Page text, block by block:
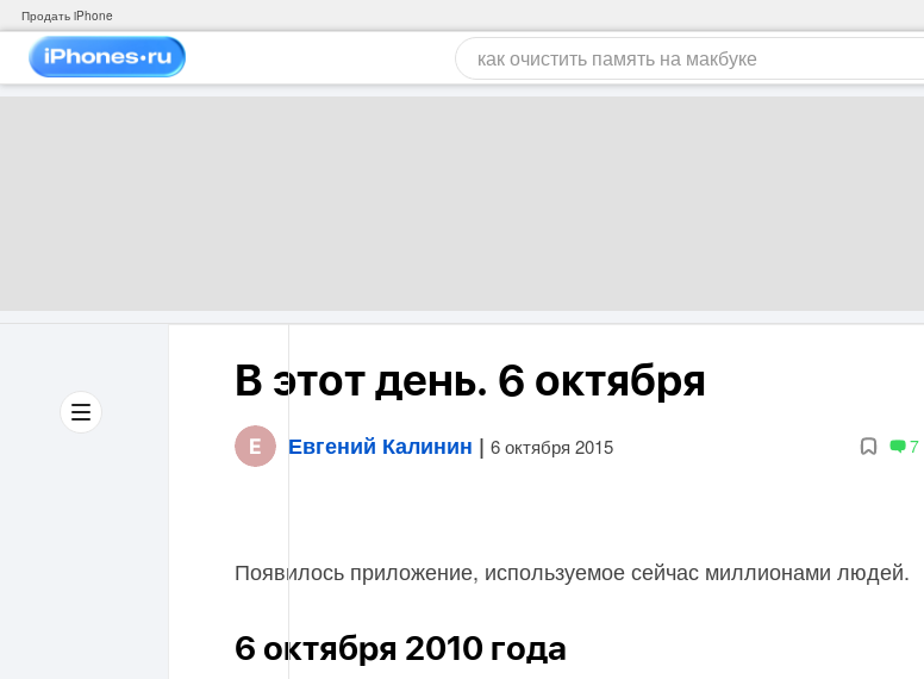
Продать iPhone
В этот день. 6 октября
Евгений Калинин | 6 октября 2015 7
Появилось приложение, используемое сейчас миллионами людей.
6 октября 2010 года